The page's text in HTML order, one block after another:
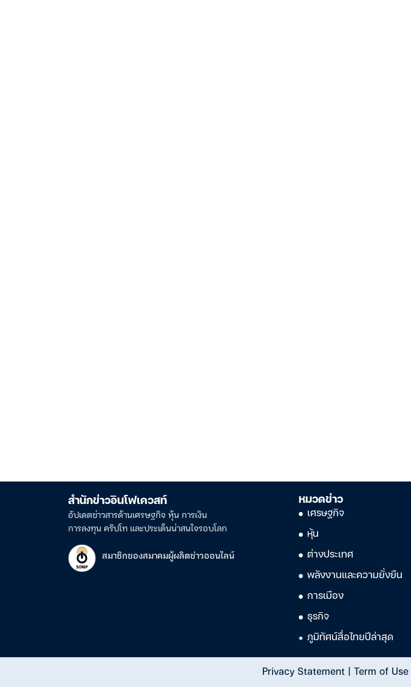
สำนักข่าวอินโฟเควสท์
อัปเดตข่าวสารด้านเศรษฐกิจ หุ้น การเงิน
การลงทุน คริปโท และประเด็นน่าสนใจรอบโลก
สมาชิกของสมาคมผู้ผลิตข่าวออนไลน์
หมวดข่าว
เศรษฐกิจ
หุ้น
ต่างประเทศ
พลังงานและความยั่งยืน
การเมือง
ธุรกิจ
ภูมิทัศน์สื่อไทยปีล่าสุด
Privacy Statement| Term of Use